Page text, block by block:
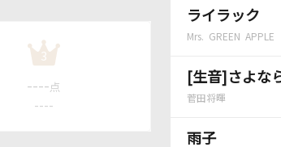
ライラック
Mrs. GREEN APPLE
[生音]さよな
菅田将暉
雨子
3
---- 点
----